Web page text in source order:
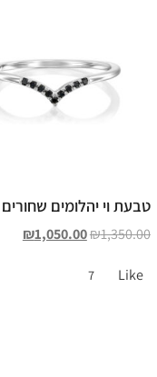
טבעת וי יהלומים שחורים
₪1,350.00
₪1,050.00
Like
7